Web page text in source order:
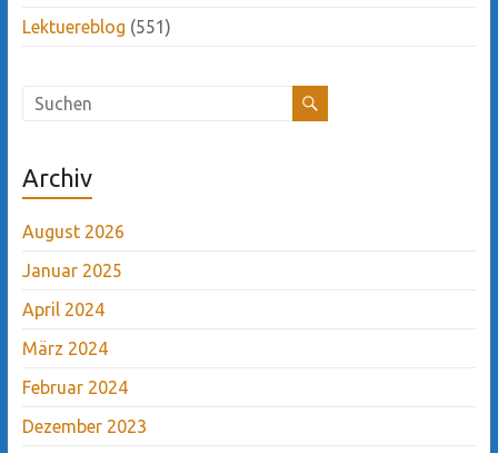
Lektuereblog (551)
Archiv
August 2026
Januar 2025
April 2024
März 2024
Februar 2024
Dezember 2023